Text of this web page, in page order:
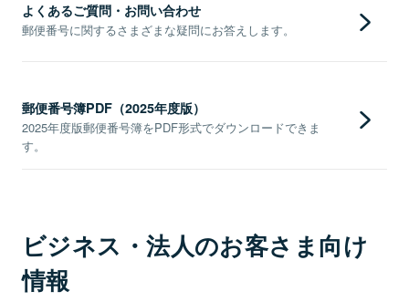
よくあるご質問・お問い合わせ
郵便番号に関するさまざまな疑問にお答えします。
郵便番号簿PDF（2025年度版）
2025年度版郵便番号簿をPDF形式でダウンロードできま
す。
ビジネス・法人のお客さま向け
情報